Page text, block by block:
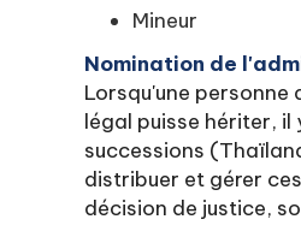
Mineur
Nomination de
Lorsqu'une personne
légal puisse hériter, il
successions
distribuer et gérer
décision de justice,